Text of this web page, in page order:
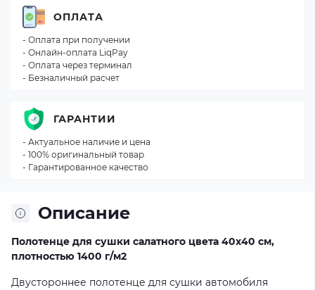
Описание
Полотенце для сушки салатного цвета 40х40 см,
плотностью 1400 г/м2
Двустороннее полотенце для сушки автомобиля
ОПЛАТА
- Оплата при получении
- Онлайн-оплата LiqPay
- Оплата через терминал
- Безналичный расчет
ГАРАНТИИ
- Актуальное наличие и цена
- 100% оригинальный товар
- Гарантированное качество